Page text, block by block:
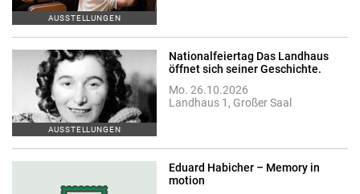
AUSSTELLUNGEN
AUSSTELLUNGEN
Nationalfeiertag Das Landhaus
öffnet sich seiner Geschichte.
Mo. 26.10.2026
Landhaus 1, Großer Saal
Eduard Habicher – Memory in
motion